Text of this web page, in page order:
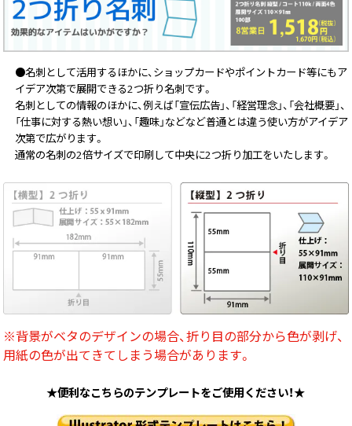
●名刺として活用するほかに、ショップカードやポイントカード等にもア
イデア次第で展開できる2つ折り名刺です。
名刺としての情報のほかに、例えば「宣伝広告」、「経営理念」、「会社概要」、
「仕事に対する熱い想い」、「趣味」などなど普通とは違う使い方がアイデア
次第で広がります。
通常の名刺の2倍サイズで印刷して中央に2つ折り加工をいたします。
※背景がベタのデザインの場合、折り目の部分から色が剥げ、
用紙の色が出てきてしまう場合があります。
★便利なこちらのテンプレートをご使用ください！★
初回特典の1000ポイントを使用するに
は？
見本と印刷データの比較はしてくれます
か？
ユーザー登録ログイン
注文
入稿
データ
校正・印刷
お支払い
発送・配送
変更・キャンセル
商品別のよくある質問
折り加工